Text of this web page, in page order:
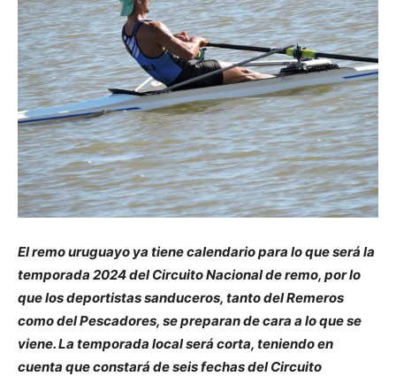
El remo uruguayo ya tiene calendario para lo que será la
temporada 2024 del Circuito Nacional de remo, por lo
que los deportistas sanduceros, tanto del Remeros
como del Pescadores, se preparan de cara a lo que se
viene. La temporada local será corta, teniendo en
cuenta que constará de seis fechas del Circuito